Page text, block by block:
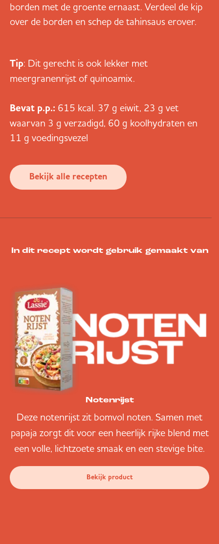
borden met de groente ernaast. Verdeel de kip
over de borden en schep de tahinsaus erover.
Tip: Dit gerecht is ook lekker met
meergranenrijst of quinoamix.
Bevat p.p.: 615 kcal. 37 g eiwit, 23 g vet
waarvan 3 g verzadigd, 60 g koolhydraten en
11 g voedingsvezel
Bekijk alle recepten
In dit recept wordt gebruik gemaakt van
Notenrijst
Deze notenrijst zit bomvol noten. Samen met
papaja zorgt dit voor een heerlijk rijke blend met
een volle, lichtzoete smaak en een stevige bite.
Bekijk product